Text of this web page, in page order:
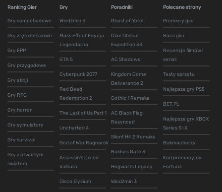
Ranking Gier
Gry samochodowe
Gry zręcznościowe
Gry FPP
Gry przygodowe
Gry akcji
Gry RPG
Gry horror
Gry symulatory
Gry survival
Gry z otwartym
światem
Gry
Wiedźmin 3
Mass Effect Edycja
Legendarna
GTA 5
Cyberpunk 2077
Red Dead
Redemption 2
The Last of Us Part 1
Uncharted 4
God of War Ragnarok
Assassin's Creed
Valhalla
Disco Elysium
Poradniki
Ghost of Yotei
Clair Obscur
Expedition 33
AC Shadows
Kingdom Come
Deliverance 2
Gothic 1 Remake
AC Black Flag
Resynced
Silent Hill 2 Remake
Baldurs Gate 3
Hogwarts Legacy
Wiedźmin 3
Polecane strony
Premiery gier
Baza gier
Recenzje filmów i
seriali
Testy sprzętu
Najlepsze gry PS5
BET.PL
Najlepsze gry XBOX
Series S i X
Bukmacherzy
Kod promocyjny
Fortuna